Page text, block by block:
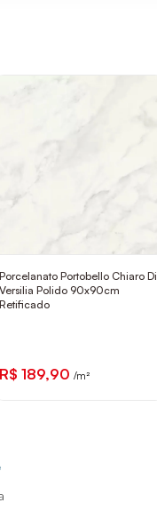
Porcelanato Portobello Chiaro Di
Versilia Polido 90x90cm
Retificado
R$ 189,90 /m²